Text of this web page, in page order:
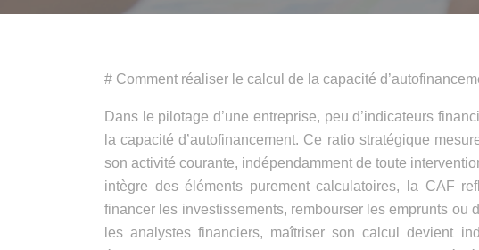
# Comment réaliser le calcul de la capacité
Dans le pilotage d’une entreprise, peu d’indicateurs
la capacité d’autofinancement. Ce ratio stratégique
son activité courante, indépendamment de toute
intègre des éléments purement calculatoires, la CAF
financer les investissements, rembourser les emprunts
les analystes financiers, maîtriser son calcul devient